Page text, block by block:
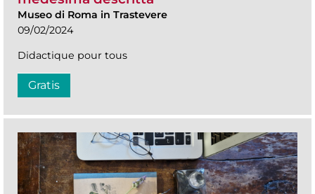
Museo di Roma in Trastevere
09/02/2024
Didactique pour tous
Gratis